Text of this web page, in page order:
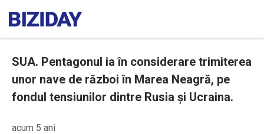
SUA. Pentagonul ia în considerare trimiterea
unor nave de război în Marea Neagră, pe
fondul tensiunilor dintre Rusia și Ucraina.
acum 5 ani